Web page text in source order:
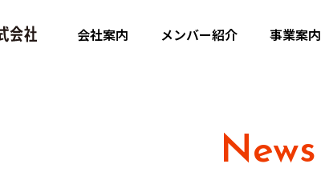
会社案内 メンバー紹介 事業案内
News